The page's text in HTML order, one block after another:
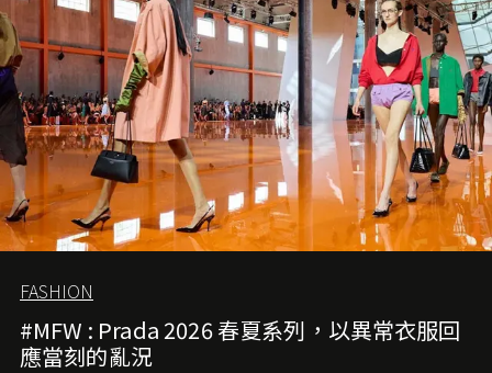
FASHION
#MFW : Prada 2026 春夏系列，以異常衣服回
應當刻的亂況